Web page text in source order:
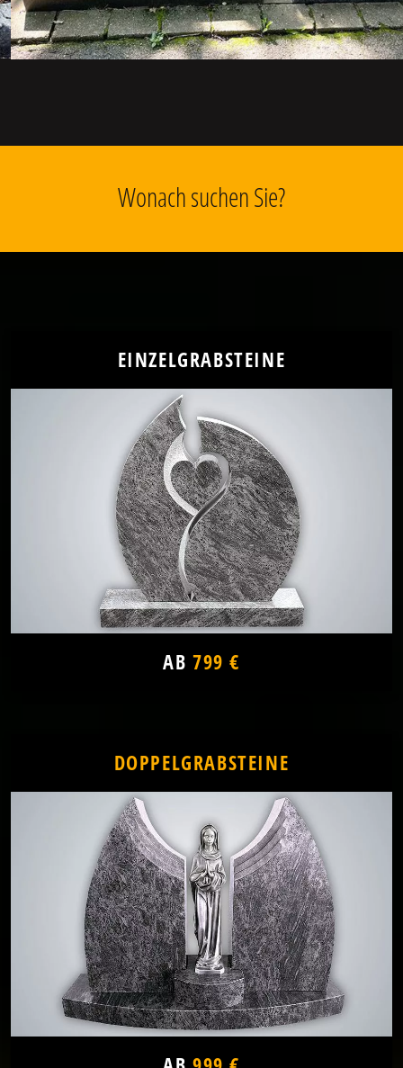
Wonach suchen Sie?
EINZELGRABSTEINE
AB 799 €
DOPPELGRABSTEINE